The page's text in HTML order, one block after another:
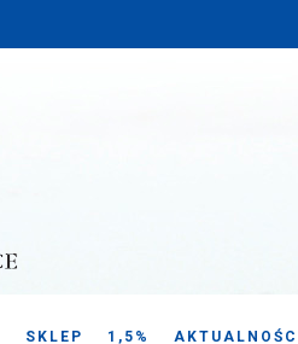
SKLEP 1,5% AKTUALNOŚCI